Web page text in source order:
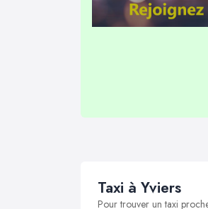
Taxi à Yviers
Pour trouver un taxi